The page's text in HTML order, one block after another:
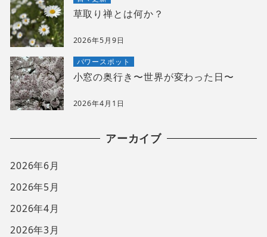
草取り禅とは何か？
2026年5月9日
パワースポット
小窓の奥行き〜世界が変わった日〜
2026年4月1日
アーカイブ
2026年6月
2026年5月
2026年4月
2026年3月